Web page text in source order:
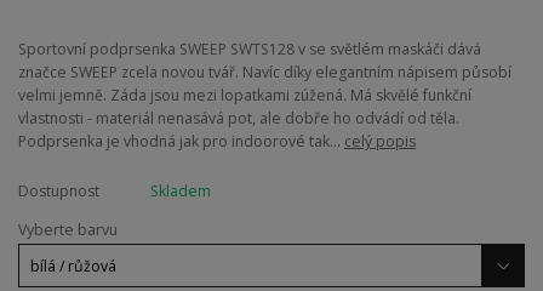
Sportovní podprsenka SWEEP SWTS128 v se světlém maskáči dává
značce SWEEP zcela novou tvář. Navíc díky elegantním nápisem působí
velmi jemně. Záda jsou mezi lopatkami zúžená. Má skvělé funkční
vlastnosti - materiál nenasává pot, ale dobře ho odvádí od těla.
Podprsenka je vhodná jak pro indoorové tak... celý popis
Dostupnost
Skladem
Vyberte barvu